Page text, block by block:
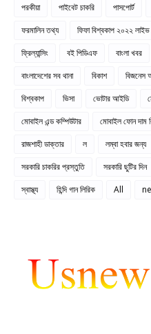
পরকীয়া
পাইবেট চাকরি পাসপোর্ট
ফরমালিন তথ্য
ফিফা বিশ্বকাপ ২০২২ লাইভ
ফ্রিল্যান্সিং
বই পিডিএফ বাংলা খবর
বাংলাদেশের সব থানা
বিকাশ বিজনেস
বিশ্বকাপ
ভিসা ভোটার আইডি
মোবাইল এন্ড কম্পিউটার
মোবাইল ফোন দাম
রাজশাহী ডাক্তার
ল লম্বা হবার জন্য
সরকারি চাকরির প্রস্তুতি
সরকারি ছুটির দিন
স্বাস্থ্য
হিন্দি গান লিরিক All